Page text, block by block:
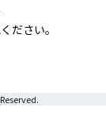
ださい。